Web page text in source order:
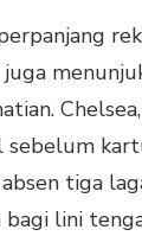
absen tiga
lini